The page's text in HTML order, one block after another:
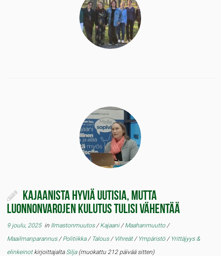
Kajaanista hyviä uutisia, mutta
luonnonvarojen kulutus tulisi vähentää
9 joulu, 2025in Ilmastonmuutos/Kajaani/Maahanmuutto/
Maailmanparannus/Politiikka/ Talous/ Vihreät/ Ympäristö/ Yrittäjyys &
elinkeinot kirjoittajalta Silja(muokattu 212 päivää sitten)